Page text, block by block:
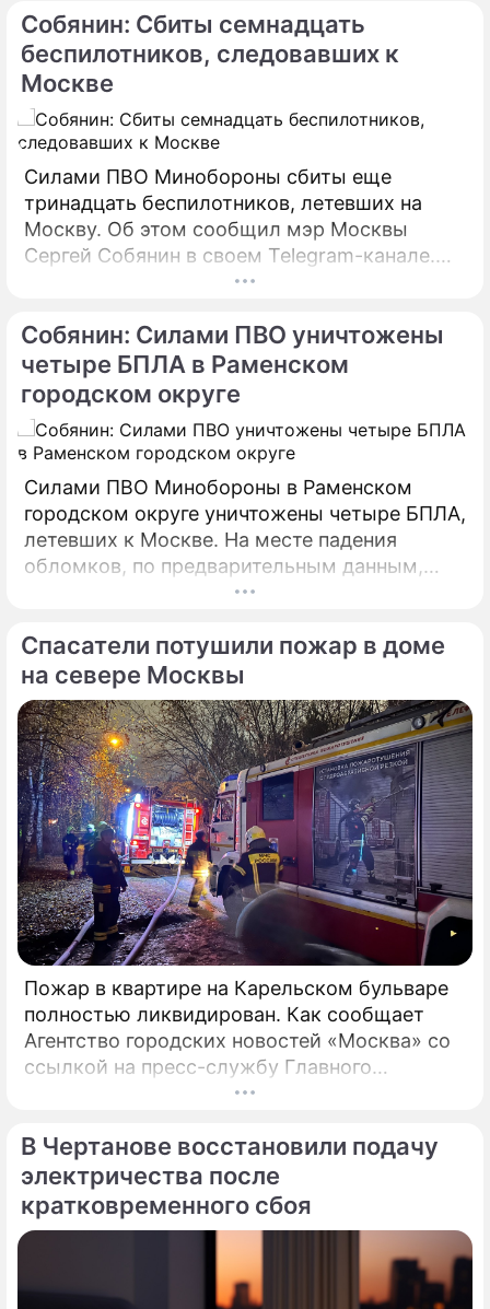
предпринимаются все меры по ликвидации
пожара.
Собянин: Сбиты семнадцать
беспилотников, следовавших к
Москве
Силами ПВО Минобороны сбиты еще
тринадцать беспилотников, летевших на
Москву. Об этом сообщил мэр Москвы
Сергей Собянин в своем Telegram-канале.
БПЛА уничтожены в городских округах
Собянин: Силами ПВО уничтожены
четыре БПЛА в Раменском
городском округе
Силами ПВО Минобороны в Раменском
городском округе уничтожены четыре БПЛА,
летевших к Москве. На месте падения
обломков, по предварительным данным,
разрушений и пострадавших нет. На месте
Спасатели потушили пожар в доме
на севере Москвы
Пожар в квартире на Карельском бульваре
полностью ликвидирован. Как сообщает
Агентство городских новостей «Москва» со
ссылкой на пресс-службу Главного
управления МЧС России по столице,
В Чертанове восстановили подачу
электричества после
кратковременного сбоя